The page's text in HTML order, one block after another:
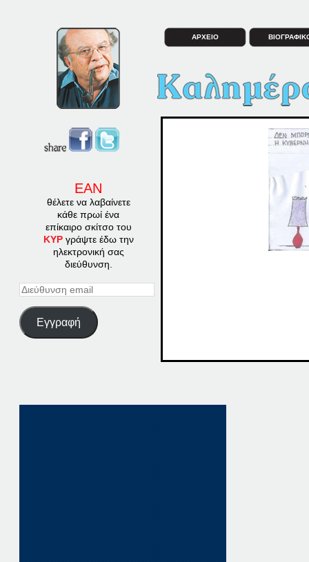
ΕΑΝ
θέλετε να λαβαίνετε
κάθε πρωί ένα
επίκαιρο σκίτσο του
ΚΥΡγράψτε έδω την
ηλεκτρονική σας
διεύθυνση.
Διεύθυνση
Εγγραφή
ΑΡΧΕΙΟ